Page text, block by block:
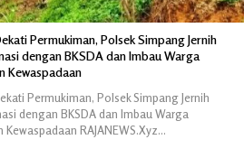
Permukiman, Polsek Simpang Jernih
dengan BKSDA dan Imbau Warga
Kewaspadaan
Permukiman, Polsek Simpang Jernih
dengan BKSDA dan Imbau Warga
Kewaspadaan RAJANEWS.Xyz…